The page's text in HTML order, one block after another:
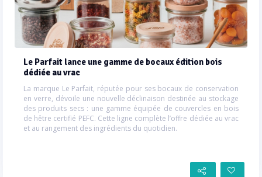
Le Parfait lance une gamme de bocaux édition bois
dédiée au vrac
La marque Le Parfait, réputée pour ses bocaux de conservation
en verre, dévoile une nouvelle déclinaison destinée au stockage
des produits secs : une gamme équipée de couvercles en bois
de hêtre certifié PEFC. Cette ligne complète l’offre dédiée au vrac
et au rangement des ingrédients du quotidien.